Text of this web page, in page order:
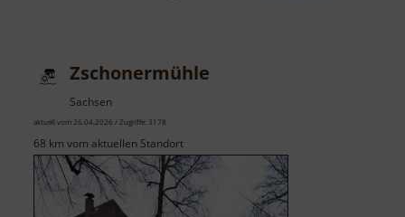
Zschonermühle
Sachsen
aktuell vom 26.04.2026 / Zugriffe: 3178
68 km vom aktuellen Standort